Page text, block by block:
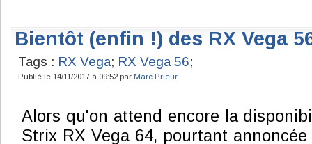
Bientôt (enfin !) des RX Vega
Tags : RX Vega; RX Vega 56;
Publié le 14/11/2017 à 09:52 par Marc Prieur
Alors qu'on attend encore la
Strix RX Vega 64, pourtant